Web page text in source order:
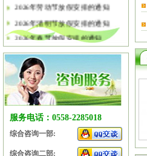
2026年劳动节放假安排的通知
2026年清明节放假安排的通知
2026年春节放假安排的通知
2025年国庆节、中秋节放假安排
2025年端午节放假安排的通知
2025年劳动节放假安排的通知
2025年清明节放假安排的通知
2025年春节放假安排的通知
服务电话：0558-2285018
综合咨询一部:
综合咨询二部: